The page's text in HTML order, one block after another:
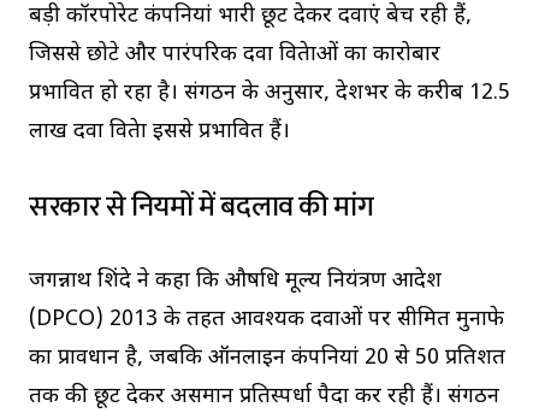
बड़ी कॉरपोरेट कंपनियां भारी छूट देकर दवाएं बेच रही हैं,
जिससे छोटे और पारंपरिक दवा विक्रेताओं का कारोबार
प्रभावित हो रहा है। संगठन के अनुसार, देशभर के करीब 12.5
लाख दवा विक्रेता इससे प्रभावित हैं।
सरकार से नियमों में बदलाव की मांग
जगन्नाथ शिंदे ने कहा कि औषधि मूल्य नियंत्रण आदेश
(DPCO) 2013 के तहत आवश्यक दवाओं पर सीमित मुनाफे
का प्रावधान है, जबकि ऑनलाइन कंपनियां 20 से 50 प्रतिशत
तक की छूट देकर असमान प्रतिस्पर्धा पैदा कर रही हैं। संगठन